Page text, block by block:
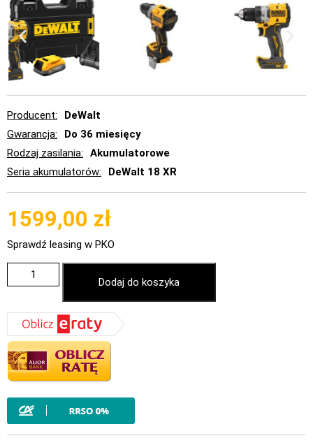
Producent
DeWalt
Gwarancja
Do 36 miesięcy
Rodzaj zasilania
Akumulatorowe
Seria akumulatorów
DeWalt 18 XR
1599,00 zł
Sprawdź leasing w PKO
Dodaj do koszyka